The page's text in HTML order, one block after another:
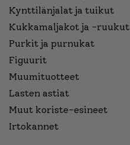
Kynttilänjalat ja tuikut
Kukkamaljakot ja -ruukut
Purkit ja purnukat
Figuurit
Muumituotteet
Lasten astiat
Muut koriste-esineet
Irtokannet